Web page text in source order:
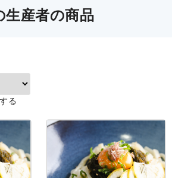
生産者の商品
る